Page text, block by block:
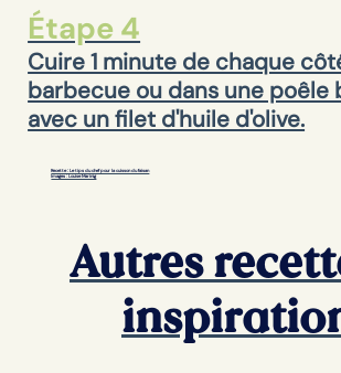
Étape 4
Cuire 1 minute de chaque
barbecue ou dans une poêle
avec un filet d'huile d'olive.
Recette : Le tips du chef pour la cuisson du faisan
Images : Louise Marinig
Autres